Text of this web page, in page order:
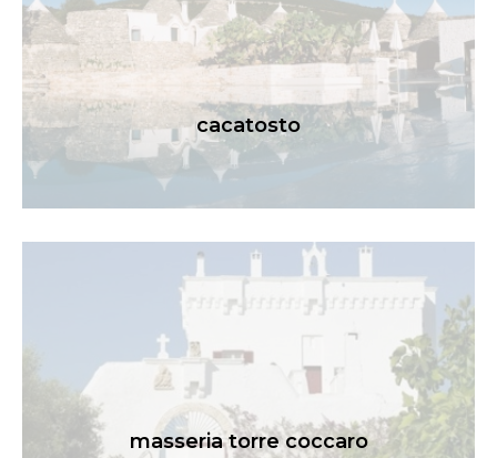
cacatosto
masseria torre coccaro